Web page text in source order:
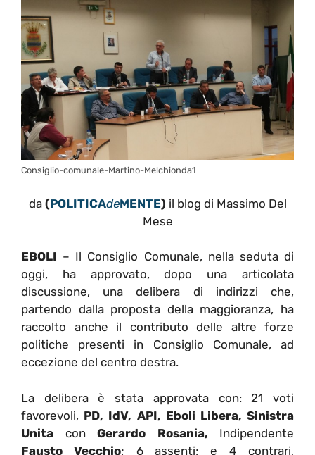
Consiglio-comunale-Martino-Melchionda1
da (POLITICAdeMENTE) il blog di Massimo Del
Mese
EBOLI – Il Consiglio Comunale, nella seduta di
oggi, ha approvato, dopo una articolata
discussione, una delibera di indirizzi che,
partendo dalla proposta della maggioranza, ha
raccolto anche il contributo delle altre forze
politiche presenti in Consiglio Comunale, ad
eccezione del centro destra.
La delibera è stata approvata con: 21 voti
favorevoli, PD, IdV, API, Eboli Libera, Sinistra
Unita con Gerardo Rosania, Indipendente
Fausto Vecchio; 6 assenti; e 4 contrari,